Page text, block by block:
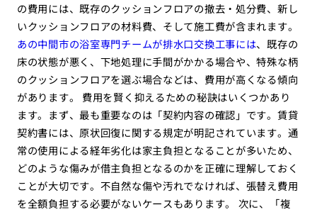
の費用には、既存のクッションフロアの撤去・処分費、新し
いクッションフロアの材料費、そして施工費が含まれます。
あの中間市の浴室専門チームが排水口交換工事には、既存の
床の状態が悪く、下地処理に手間がかかる場合や、特殊な柄
のクッションフロアを選ぶ場合などは、費用が高くなる傾向
があります。 費用を賢く抑えるための秘訣はいくつかあり
ます。まず、最も重要なのは「契約内容の確認」です。賃貸
契約書には、原状回復に関する規定が明記されています。通
常の使用による経年劣化は家主負担となることが多いため、
どのような傷みが借主負担となるのかを正確に理解しておく
ことが大切です。不自然な傷や汚れでなければ、張替え費用
を全額負担する必要がないケースもあります。 次に、「複